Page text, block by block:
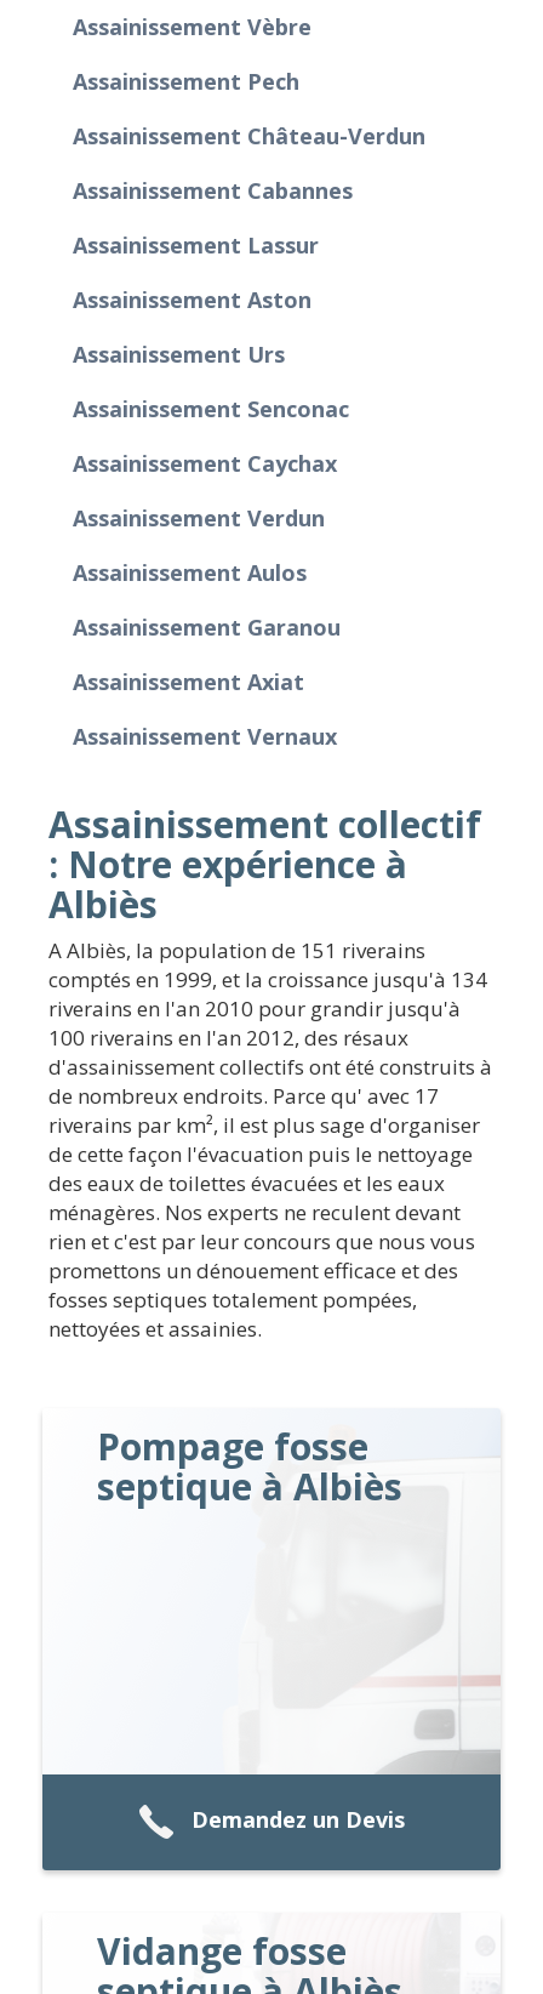
Assainissement Vèbre
Assainissement Pech
Assainissement Château-Verdun
Assainissement Cabannes
Assainissement Lassur
Assainissement Aston
Assainissement Urs
Assainissement Senconac
Assainissement Caychax
Assainissement Verdun
Assainissement Aulos
Assainissement Garanou
Assainissement Axiat
Assainissement Vernaux
Assainissement collectif
: Notre expérience à
Albiès
A Albiès, la population de 151 riverains
comptés en 1999, et la croissance jusqu'à 134
riverains en l'an 2010 pour grandir jusqu'à
100 riverains en l'an 2012, des résaux
d'assainissement collectifs ont été construits à
de nombreux endroits. Parce qu' avec 17
riverains par km², il est plus sage d'organiser
de cette façon l'évacuation puis le nettoyage
des eaux de toilettes évacuées et les eaux
ménagères. Nos experts ne reculent devant
rien et c'est par leur concours que nous vous
promettons un dénouement efficace et des
fosses septiques totalement pompées,
nettoyées et assainies.
Pompage fosse
septique à Albiès
Demandez un Devis
Vidange fosse